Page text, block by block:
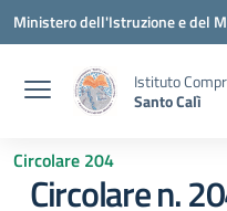
Vai ai contenuti
Vai al menu di navigazione
Vai al footer
Ministero dell'Istruzione e del
Istituto
Santo Calì
Circolare 204
Circolare n.